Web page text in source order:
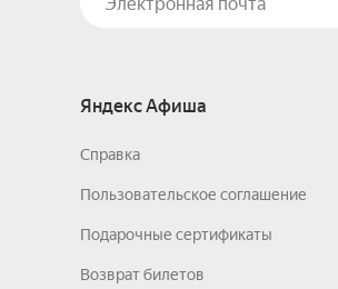
Яндекс Афиша
Справка
Пользовательское соглашение
Подарочные сертификаты
Возврат билетов